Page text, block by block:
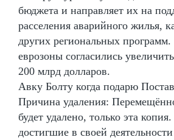
бюджета и направляет их на
расселения аварийного жилья,
других региональных
еврозоны согласились
200 млрд долларов.
Авку Болту когда подарю
Причина удаления:
будет удалено, только эта
достигшие в своей